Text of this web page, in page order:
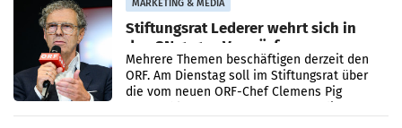
MARKETING & MEDIA
Stiftungsrat Lederer wehrt sich in
den SN gegen Vorwürfe
Mehrere Themen beschäftigen derzeit den
ORF. Am Dienstag soll im Stiftungsrat über
die vom neuen ORF-Chef Clemens Pig